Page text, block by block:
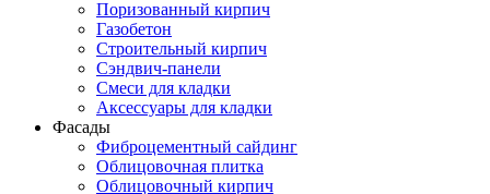
Поризованный кирпич
Газобетон
Строительный кирпич
Сэндвич-панели
Смеси для кладки
Аксессуары для кладки
Фасады
Фиброцементный сайдинг
Облицовочная плитка
Облицовочный кирпич